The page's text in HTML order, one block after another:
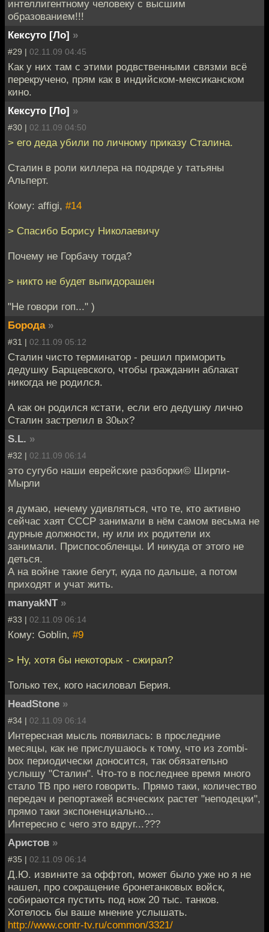
интеллигентному человеку с высшим
образованием!!!
Кексуто [Ло] »
#29 | 02.11.09 04:45
Как у них там с этими родвственными связми всё
перекручено, прям как в индийском-мексиканском
кино.
Кексуто [Ло] »
#30 | 02.11.09 04:50
> его деда убили по личному приказу Сталина.
Сталин в роли киллера на подряде у татьяны
Альперт.
Кому: affigi, #14
> Спасибо Борису Николаевичу
Почему не Горбачу тогда?
> никто не будет выпидорашен
"Не говори гоп..." )
Борода »
#31 | 02.11.09 05:12
Сталин чисто терминатор - решил приморить
дедушку Барщевского, чтобы гражданин аблакат
никогда не родился.
А как он родился кстати, если его дедушку лично
Сталин застрелил в 30ых?
S.L. »
#32 | 02.11.09 06:14
это сугубо наши еврейские разборки© Ширли-
Мырли
я думаю, нечему удивляться, что те, кто активно
сейчас хаят СССР занимали в нём самом весьма не
дурные должности, ну или их родители их
занимали. Приспособленцы. И никуда от этого не
деться.
А на войне такие бегут, куда по дальше, а потом
приходят и учат жить.
manyakNT »
#33 | 02.11.09 06:14
Кому: Goblin, #9
> Ну, хотя бы некоторых - сжирал?
Только тех, кого насиловал Берия.
HeadStone »
#34 | 02.11.09 06:14
Интересная мысль появилась: в проследние
месяцы, как не прислушаюсь к тому, что из zombi-
box периодически доносится, так обязательно
услышу "Сталин". Что-то в последнее время много
стало ТВ про него говорить. Прямо таки, количество
передач и репортажей всяческих растет "неподецки",
прямо таки экспоненциально...
Интересно с чего это вдруг...???
Аристов »
#35 | 02.11.09 06:14
Д.Ю. извините за оффтоп, может было уже но я не
нашел, про сокращение бронетанковых войск,
собираются пустить под нож 20 тыс. танков.
Хотелось бы ваше мнение услышать.
http://www.contr-tv.ru/common/3321/